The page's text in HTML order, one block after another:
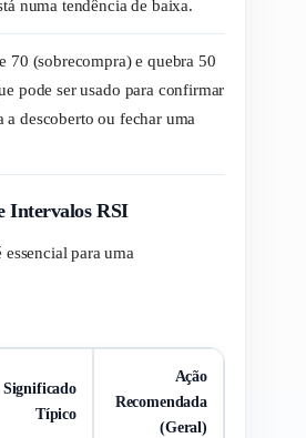
numa tendência de baixa.
70 (sobrecompra) e quebra 50
pode ser usado para confirmar
a descoberto ou fechar uma
Intervalos RSI
para uma
Significado
Típico
Ação
Recomendada
(Geral)